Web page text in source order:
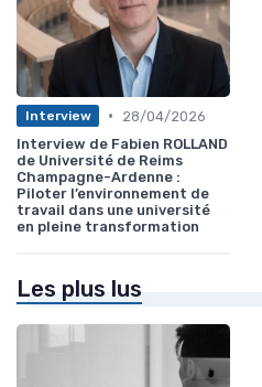
Interview •
28/04/2026
Interview de Fabien ROLLAND
de Université de Reims
Champagne-Ardenne :
Piloter l’environnement de
travail dans une université
en pleine transformation
Les plus lus